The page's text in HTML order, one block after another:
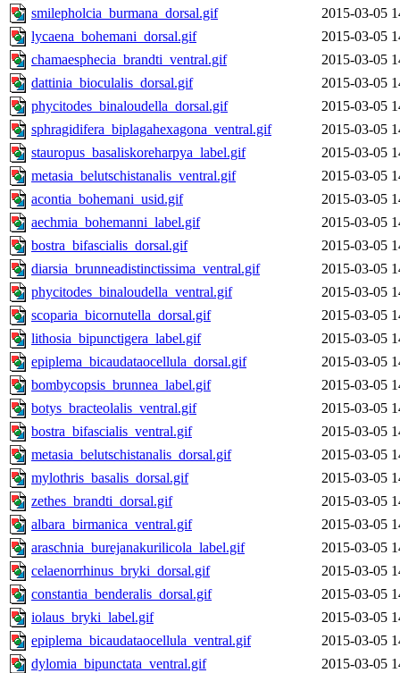
smilepholcia_burmana_dorsal.gif
2015-03-05
lycaena_bohemani_dorsal.gif
2015-03-05
chamaesphecia_brandti_ventral.gif
2015-03-05
dattinia_bioculalis_dorsal.gif
2015-03-05
phycitodes_binaloudella_dorsal.gif
2015-03-05
sphragidifera_biplagahexagona_ventral.gif
2015-03-05
stauropus_basaliskoreharpya_label.gif
2015-03-05
metasia_belutschistanalis_ventral.gif
2015-03-05
acontia_bohemani_usid.gif
2015-03-05
aechmia_bohemanni_label.gif
2015-03-05
bostra_bifascialis_dorsal.gif
2015-03-05
diarsia_brunneadistinctissima_ventral.gif
2015-03-05
phycitodes_binaloudella_ventral.gif
2015-03-05
scoparia_bicornutella_dorsal.gif
2015-03-05
lithosia_bipunctigera_label.gif
2015-03-05
epiplema_bicaudataocellula_dorsal.gif
2015-03-05
bombycopsis_brunnea_label.gif
2015-03-05
botys_bracteolalis_ventral.gif
2015-03-05
bostra_bifascialis_ventral.gif
2015-03-05
metasia_belutschistanalis_dorsal.gif
2015-03-05
mylothris_basalis_dorsal.gif
2015-03-05
zethes_brandti_dorsal.gif
2015-03-05
albara_birmanica_ventral.gif
2015-03-05
araschnia_burejanakurilicola_label.gif
2015-03-05
celaenorrhinus_bryki_dorsal.gif
2015-03-05
constantia_benderalis_dorsal.gif
2015-03-05
iolaus_bryki_label.gif
2015-03-05
epiplema_bicaudataocellula_ventral.gif
2015-03-05
dylomia_bipunctata_ventral.gif
2015-03-05